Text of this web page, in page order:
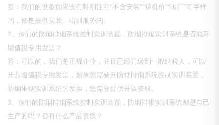
答：我们的设备如果没有特别注明“不含安装”“裸机价”“出厂”等字样
的，都是提供安装、培训服务的。
2、你们的防烟排烟系统控制实训装置，防烟排烟实训系统是否能开
增值税专用发票？
答：可以的，我们是正规企业，并且已经升级到一般纳税人，可以
开具增值税专用发票，如果您需要开防烟排烟系统控制实训装置，
防烟排烟实训系统的发票，您需要提供开票资料。
3、你们的防烟排烟系统控制实训装置，防烟排烟实训系统都是自己
生产的吗？都有什么产品资质？